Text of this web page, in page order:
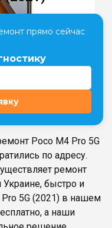
прямо сейчас
Poco M4 Pro 5G
по адресу.
ремонт
быстро и
Pro 5G (2021) в нашем
а наши